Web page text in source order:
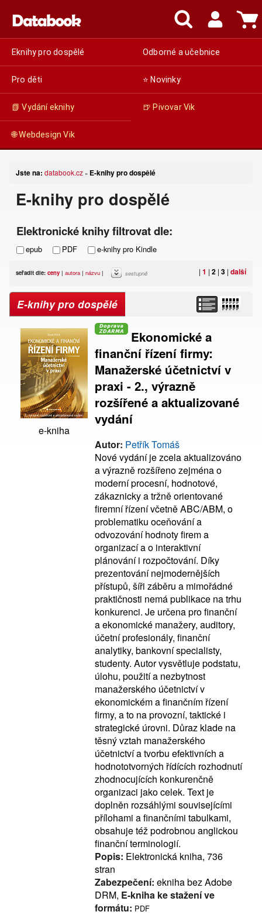
Eknihy pro dospělé Odborné a učebnice
Pro děti ⭐ Novinky
📗 Vydání eknihy 🍺 Pivovar Vik
🌐 Webdesign Vik
Jste na: databook.cz » E-knihy pro dospělé
E-knihy pro dospělé
Elektronické knihy filtrovat dle:
epub PDF e-knihy pro Kindle
| 1 | 2 | 3 | další
seřadit dle: ceny | autora | názvu | sestupně
E-knihy pro dospělé
e-kniha
Ekonomické a
finanční řízení firmy:
Manažerské účetnictví v
praxi - 2., výrazně
rozšířené a aktualizované
vydání
Autor: Petřík Tomáš
Nové vydání je zcela aktualizováno
a výrazně rozšířeno zejména o
moderní procesní, hodnotové,
zákaznicky a tržně orientované
firemní řízení včetně ABC/ABM, o
problematiku oceňování a
odvozování hodnoty firem a
organizací a o interaktivní
plánování i rozpočtování. Díky
prezentování nejmodernějších
přístupů, šíři záběru a mimořádné
praktičnosti nemá publikace na trhu
konkurenci. Je určena pro finanční
a ekonomické manažery, auditory,
účetní profesionály, finanční
analytiky, bankovní specialisty,
studenty. Autor vysvětluje podstatu,
úlohu, použití a nezbytnost
manažerského účetnictví v
ekonomickém a finančním řízení
firmy, a to na provozní, taktické i
strategické úrovni. Důraz klade na
těsný vztah manažerského
účetnictví a tvorbu efektivních a
hodnototvorných řídících rozhodnutí
zhodnocujících konkurenčně
organizaci jako celek. Text je
doplněn rozsáhlými souvisejícími
přílohami a finančními tabulkami,
obsahuje též podrobnou anglickou
finanční terminologií.
Popis: Elektronická kniha, 736
stran
Zabezpečení: ekniha bez Adobe
DRM, E-kniha ke stažení ve
formátu: PDF